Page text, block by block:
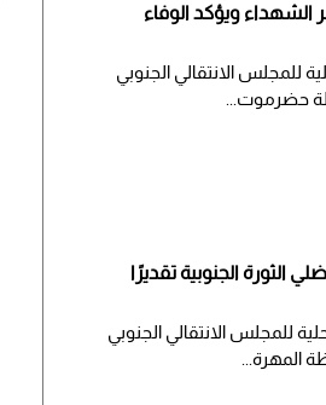
الشهداء ويؤكد الوفاء
للمجلس الانتقالي الجنوبي
حضرموت...
الثورة الجنوبية تقديرًا
للمجلس الانتقالي الجنوبي
المهرة...